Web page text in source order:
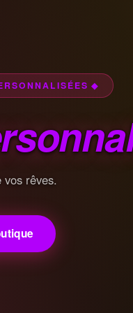
◆
vos rêves.